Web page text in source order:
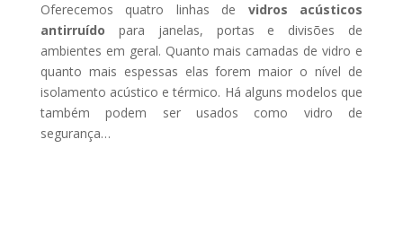
Oferecemos quatro linhas de
vidros acústicos
antirruído
para janelas, portas e divisões de
ambientes em geral. Quanto mais camadas de vidro e
quanto mais espessas elas forem maior o nível de
isolamento acústico e térmico. Há alguns modelos que
também podem ser usados como vidro de
segurança…